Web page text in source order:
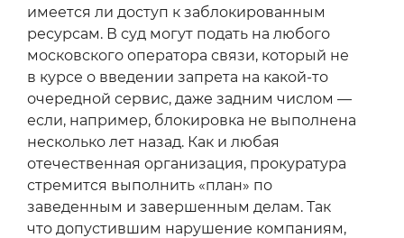
имеется ли доступ к заблокированным
ресурсам. В суд могут подать на любого
московского оператора связи, который не
в курсе о введении запрета на какой-то
очередной сервис, даже задним числом —
если, например, блокировка не выполнена
несколько лет назад. Как и любая
отечественная организация, прокуратура
стремится выполнить «план» по
заведенным и завершенным делам. Так
что допустившим нарушение компаниям,